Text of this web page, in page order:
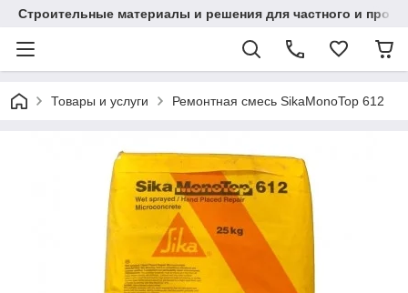
Строительные материалы и решения для частного и
Товары и услуги Ремонтная смесь SikaMonoTop 612